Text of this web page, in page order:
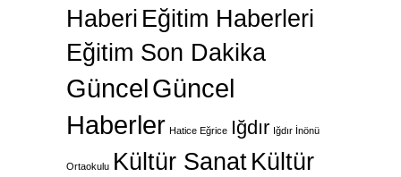
Haberi Eğitim Haberleri
Eğitim Son Dakika
GüncelGüncel
Haberler Hatice Eğrice Iğdır Iğdır İnönü
Ortaokulu Kültür SanatKültür